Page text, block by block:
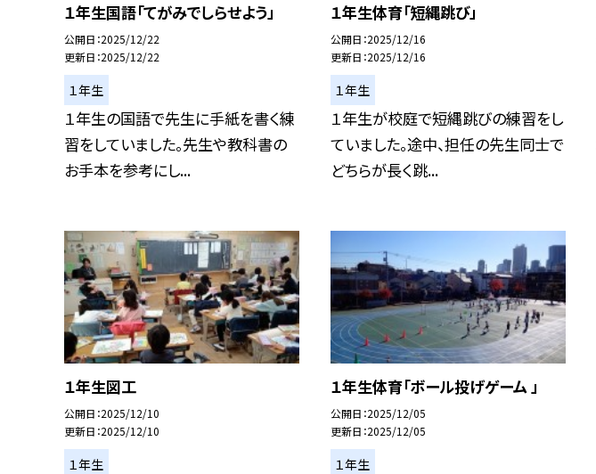
１年生国語「てがみでしらせよう」
公開日 2025/12/22
更新日 2025/12/22
１年生
１年生の国語で先生に手紙を書く練
習をしていました。先生や教科書の
お手本を参考にし...
１年生体育「短縄跳び」
公開日 2025/12/16
更新日 2025/12/16
１年生
１年生が校庭で短縄跳びの練習をし
ていました。途中、担任の先生同士で
どちらが長く跳...
１年生図工
公開日 2025/12/10
更新日 2025/12/10
１年生
１年生体育「ボール投げゲーム 」
公開日 2025/12/05
更新日 2025/12/05
１年生